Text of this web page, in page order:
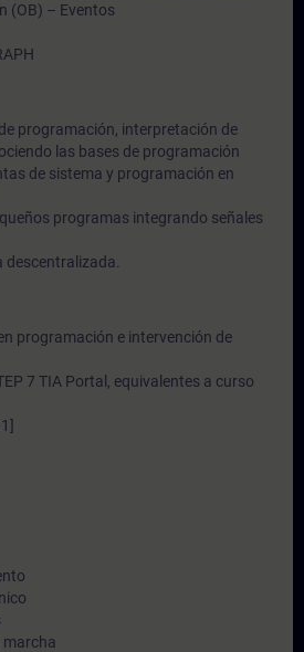
(OB) – Eventos
programación, interpretación de
las bases de programación
de sistema y programación en
programas integrando señales
programación e intervención de
7 TIA Portal, equivalentes a curso
marcha